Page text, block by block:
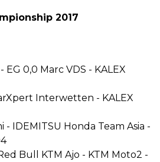
2017
0,0 Marc VDS - KALEX
Interwetten - KALEX
- IDEMITSU Honda Team Asia -
Bull KTM Ajo - KTM Moto2 -